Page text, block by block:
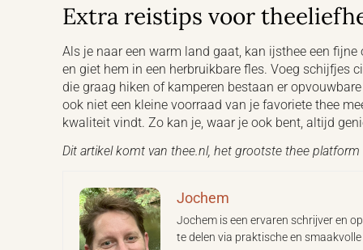
Extra reistips voor
Als je naar een warm land gaat, kan ijsthee een
en giet hem in een herbruikbare fles. Voeg schijfjes
die graag hiken of kamperen bestaan er
ook niet een kleine voorraad van je favoriete thee
kwaliteit vindt. Zo kan je, waar je ook bent, altijd
Dit artikel komt van thee.nl, het grootste thee platform
Jochem
Jochem is een ervaren schrijver en
te delen via praktische en